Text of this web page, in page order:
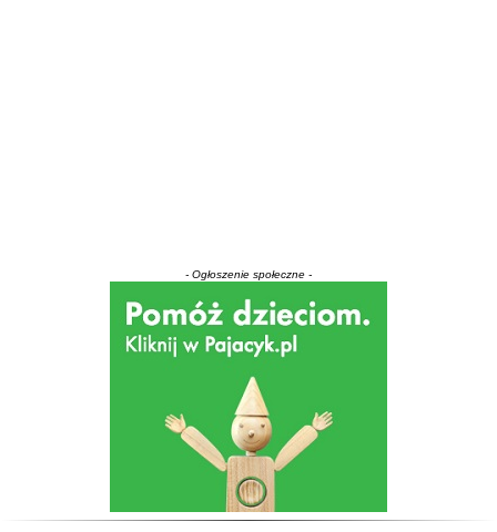
- Ogłoszenie społeczne -